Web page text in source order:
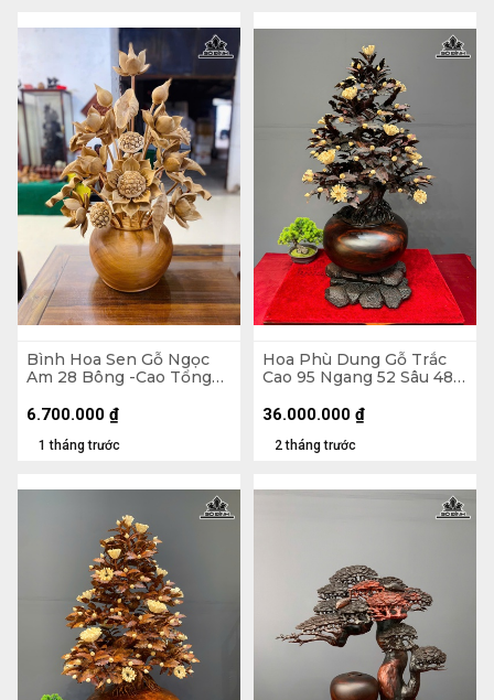
Bình Hoa Sen Gỗ Ngọc
Am 28 Bông -Cao Tổng
Đường Kính 30 (cm)
1 tháng trước
6.700.000 ₫
Hoa Phù Dung Gỗ Trắc
Cao 95 Ngang 52 Sâu 48
35 (cm)
2 tháng trước
36.000.000 ₫